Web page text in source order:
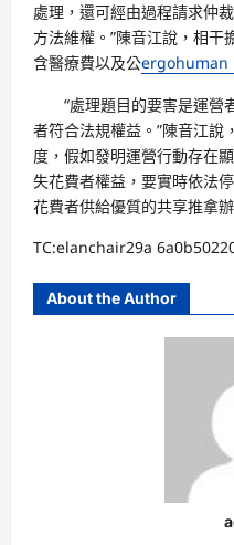
處理，還可經由過程請求仲
方法維權。”陳音江說，相
含醫療費以及公ergohuman
“處理題目的要害是運營
者符合法規權益。”陳音江說
度，假如發明運營行動存在
失花費者權益，要實時依法
花費者供給優質的共享推拿辦
TC:elanchair29a
About the Author